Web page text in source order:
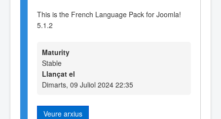
This is the French Language Pack for Joomla!
5.1.2
Maturity
Stable
Llançat el
Dimarts, 09 Juliol 2024 22:35
Veure arxius